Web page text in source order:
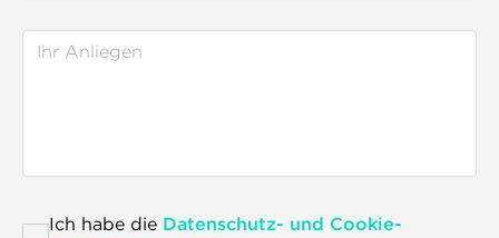
Ich habe die Datenschutz- und Cookie-